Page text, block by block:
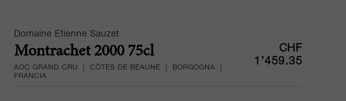
Domaine Etienne Sauzet
Montrachet 2000 75cl
AOC GRAND CRU CÔTES DE BEAUNE BORGOGNA
FRANCIA
CHF
1’459.35